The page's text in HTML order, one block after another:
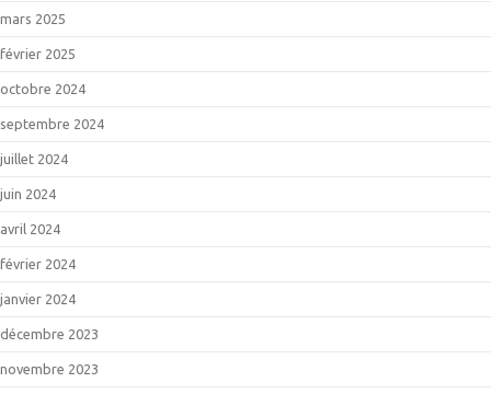
mars 2025
février 2025
octobre 2024
septembre 2024
juillet 2024
juin 2024
avril 2024
février 2024
janvier 2024
décembre 2023
novembre 2023